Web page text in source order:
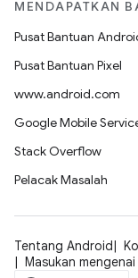
MENDAPATKAN
Pusat Bantuan
Pusat Bantuan Pixel
www.android.com
Google Mobile
Stack Overflow
Pelacak Masalah
Tentang Android
Masukan